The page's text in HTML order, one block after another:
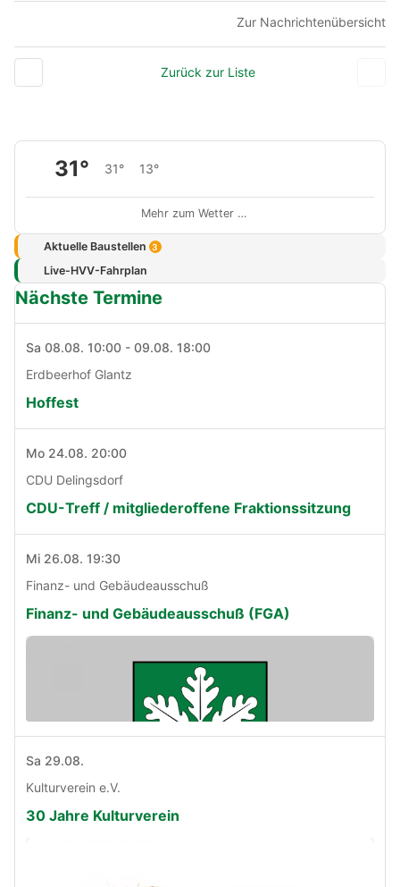
Zur Nachrichtenübersicht
Zurück zur Liste
31° 31° 13°
Mehr zum Wetter …
Aktuelle Baustellen 3
Live-HVV-Fahrplan
Nächste Termine
Sa 08.08. 10:00 - 09.08. 18:00
Erdbeerhof Glantz
Hoffest
Mo 24.08. 20:00
CDU Delingsdorf
CDU-Treff / mitgliederoffene Fraktionssitzung
Mi 26.08. 19:30
Finanz- und Gebäudeausschuß
Finanz- und Gebäudeausschuß (FGA)
Sa 29.08.
Kulturverein e.V.
30 Jahre Kulturverein